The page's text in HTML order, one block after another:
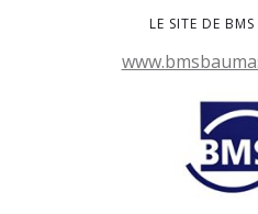
LE SITE DE